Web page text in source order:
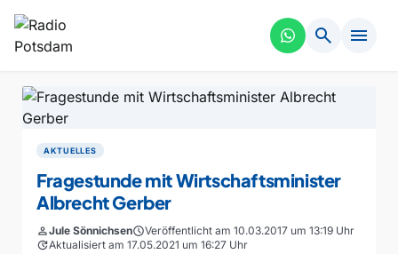
search menu
AKTUELLES
Fragestunde mit Wirtschaftsminister
Albrecht Gerber
personJule SönnichsenscheduleVeröffentlicht am 10.03.2017 um 13:19 Uhr
updateAktualisiert am 17.05.2021 um 16:27 Uhr